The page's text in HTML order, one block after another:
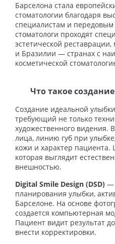
Барселона стала
стоматологии благодаря
специалистам и передовым
стоматологи проходят
эстетической
и Бразилии — странах с
косметической
Что такое
Создание идеальной
требующий не только
художественного видения.
лица, линию губ при
кожи и характер пациента.
которая выглядит
внешностью.
Digital Smile Design (DSD) —
планирования улыбки,
Барселоне. На основе
создается компьютерная
Пациент видит результат
внести корректировки.